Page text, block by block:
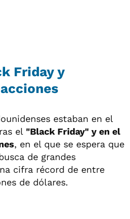
Friday y
estaban en el
el "Black Friday" y en el
, en el que se espera que
de grandes
cifra récord de entre
de dólares.